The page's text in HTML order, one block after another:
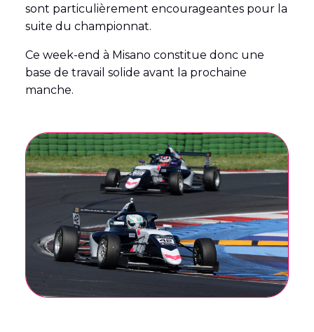
sont particulièrement encourageantes pour la
suite du championnat.
Ce week-end à Misano constitue donc une
base de travail solide avant la prochaine
manche.